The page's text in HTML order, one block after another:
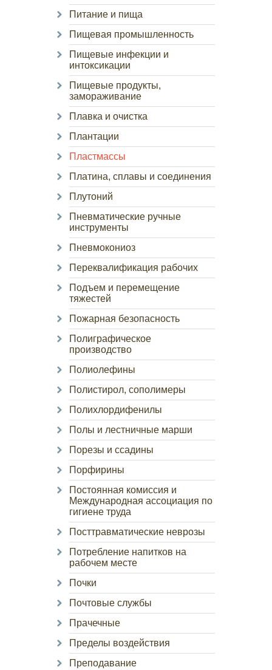
Питание и пища
Пищевая промышленность
Пищевые инфекции и
интоксикации
Пищевые продукты,
замораживание
Плавка и очистка
Плантации
Пластмассы
Платина, сплавы и соединения
Плутоний
Пневматические ручные
инструменты
Пневмокониоз
Переквалификация рабочих
Подъем и перемещение
тяжестей
Пожарная безопасность
Полиграфическое
производство
Полиолефины
Полистирол, сополимеры
Полихлордифенилы
Полы и лестничные марши
Порезы и ссадины
Порфирины
Постоянная комиссия и
Международная ассоциация по
гигиене труда
Посттравматические неврозы
Потребление напитков на
рабочем месте
Почки
Почтовые службы
Прачечные
Пределы воздействия
Преподавание